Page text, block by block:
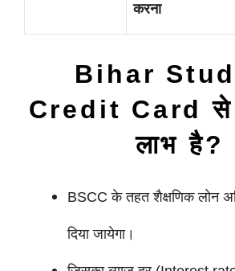
करना
Bihar
Credit Card से
लाभ है?
BSCC के तहत शैक्षणिक लोन
दिया जायेगा।